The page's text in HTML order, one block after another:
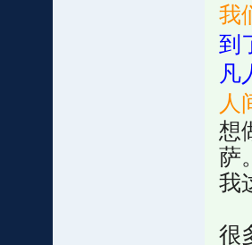
我
到
凡
人
想
萨
我
很